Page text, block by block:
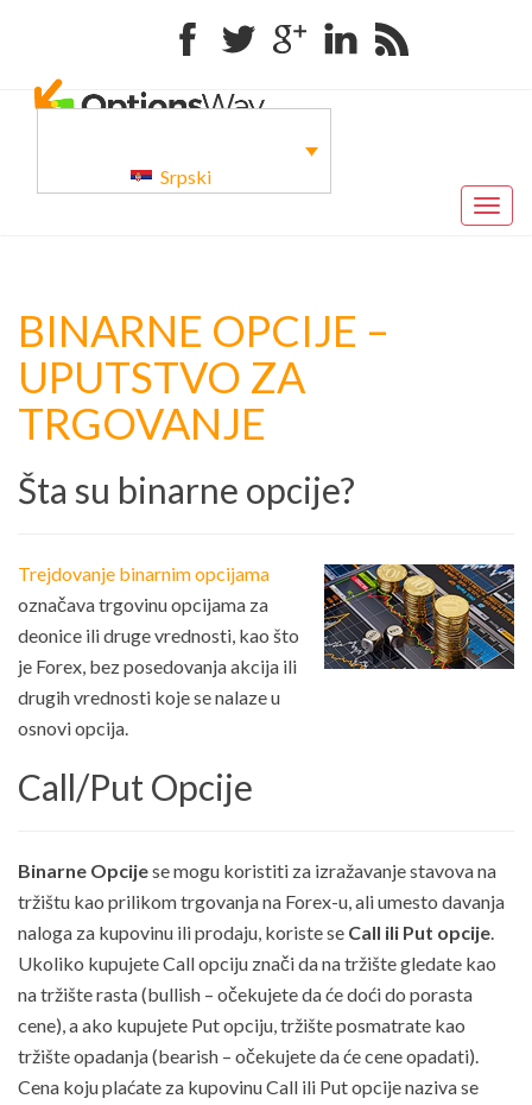
FacebookTwitterGoogle+LinkedinRSS
Srpski
BINARNE OPCIJE –
UPUTSTVO ZA
TRGOVANJE
Šta su binarne opcije?
Trejdovanje binarnim opcijama
označava trgovinu opcijama za
deonice ili druge vrednosti, kao što
je Forex, bez posedovanja akcija ili
drugih vrednosti koje se nalaze u
osnovi opcija.
Call/Put Opcije
Binarne Opcijese mogu koristiti za izražavanje stavova na
tržištu kao prilikom trgovanja na Forex-u, ali umesto davanja
naloga za kupovinu ili prodaju, koriste se Call ili Put opcije.
Ukoliko kupujete Call opciju znači da na tržište gledate kao
na tržište rasta (bullish – očekujete da će doći do porasta
cene), a ako kupujete Put opciju, tržište posmatrate kao
tržište opadanja (bearish – očekujete da će cene opadati).
Cena koju plaćate za kupovinu Call ili Put opcije naziva se